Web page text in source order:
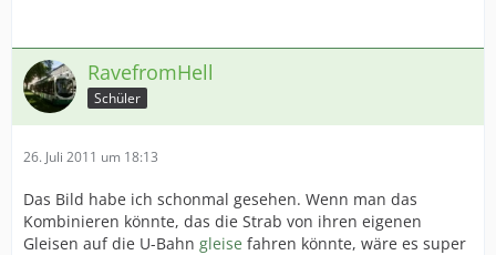
RavefromHell
Schüler
26. Juli 2011 um 18:13
Das Bild habe ich schonmal gesehen. Wenn man das
Kombinieren könnte, das die Strab von ihren eigenen
Gleisen auf die U-Bahn gleise fahren könnte, wäre es super